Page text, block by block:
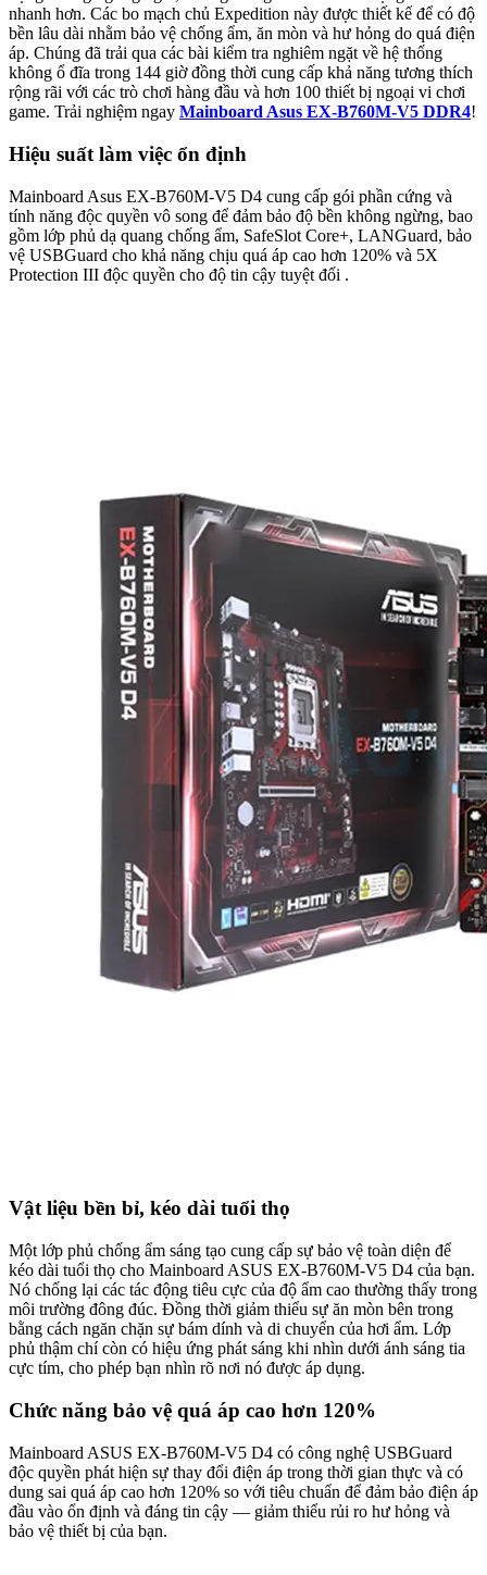
nhanh hơn. Các bo mạch chủ Expedition này được thiết kế để có độ
bền lâu dài nhằm bảo vệ chống ẩm, ăn mòn và hư hỏng do quá điện
áp. Chúng đã trải qua các bài kiểm tra nghiêm ngặt về hệ thống
không ổ đĩa trong 144 giờ đồng thời cung cấp khả năng tương thích
rộng rãi với các trò chơi hàng đầu và hơn 100 thiết bị ngoại vi chơi
game. Trải nghiệm ngay Mainboard Asus EX-B760M-V5 DDR4!
Hiệu suất làm việc ổn định
Mainboard Asus EX-B760M-V5 D4 cung cấp gói phần cứng và
tính năng độc quyền vô song để đảm bảo độ bền không ngừng, bao
gồm lớp phủ dạ quang chống ẩm, SafeSlot Core+, LANGuard, bảo
vệ USBGuard cho khả năng chịu quá áp cao hơn 120% và 5X
Protection III độc quyền cho độ tin cậy tuyệt đối .
Vật liệu bền bỉ, kéo dài tuổi thọ
Một lớp phủ chống ẩm sáng tạo cung cấp sự bảo vệ toàn diện để
kéo dài tuổi thọ cho Mainboard ASUS EX-B760M-V5 D4 của bạn.
Nó chống lại các tác động tiêu cực của độ ẩm cao thường thấy trong
môi trường đông đúc. Đồng thời giảm thiểu sự ăn mòn bên trong
bằng cách ngăn chặn sự bám dính và di chuyển của hơi ẩm. Lớp
phủ thậm chí còn có hiệu ứng phát sáng khi nhìn dưới ánh sáng tia
cực tím, cho phép bạn nhìn rõ nơi nó được áp dụng.
Chức năng bảo vệ quá áp cao hơn 120%
Mainboard ASUS EX-B760M-V5 D4 có công nghệ USBGuard
độc quyền phát hiện sự thay đổi điện áp trong thời gian thực và có
dung sai quá áp cao hơn 120% so với tiêu chuẩn để đảm bảo điện áp
đầu vào ổn định và đáng tin cậy — giảm thiểu rủi ro hư hỏng và
bảo vệ thiết bị của bạn.